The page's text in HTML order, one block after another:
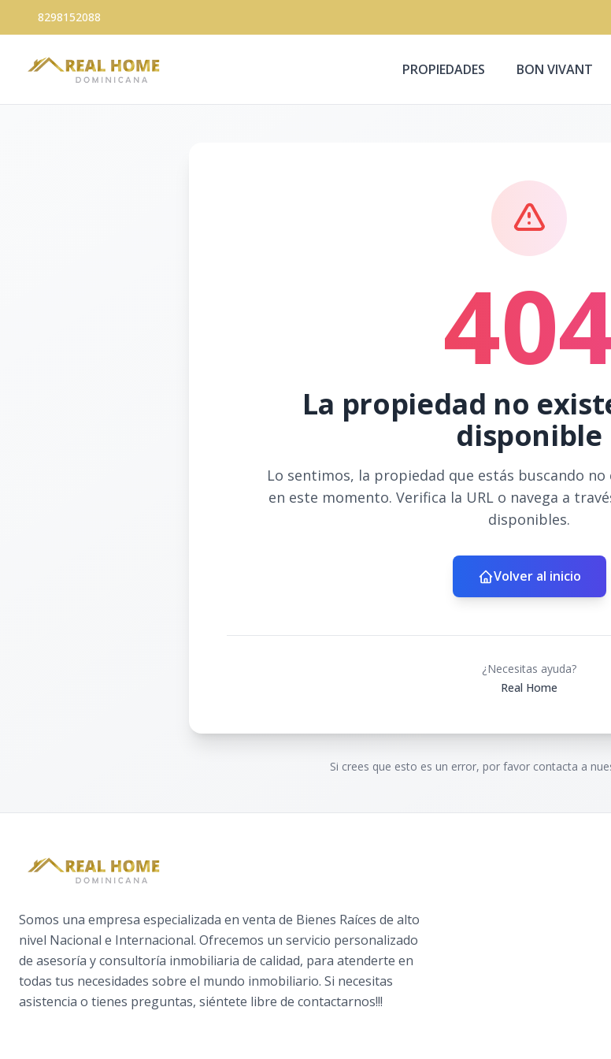
8298152088
PROPIEDADES BON VIVANT
La propiedad no
disponible
Lo sentimos, la propiedad que estás buscando
en este momento. Verifica la URL o navega a
disponibles.
Volver al inicio
¿Necesitas ayuda?
Real Home
Si crees que esto es un error, por favor contacta a
Somos una empresa especializada en venta de Bienes Raíces de alto
nivel Nacional e Internacional. Ofrecemos un servicio personalizado
de asesoría y consultoría inmobiliaria de calidad, para atenderte en
todas tus necesidades sobre el mundo inmobiliario. Si necesitas
asistencia o tienes preguntas, siéntete libre de contactarnos!!!